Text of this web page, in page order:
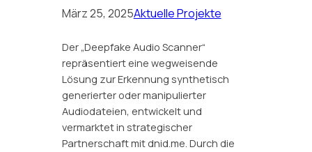
März 25, 2025Aktuelle Projekte
Der „Deepfake Audio Scanner“
repräsentiert eine wegweisende
Lösung zur Erkennung synthetisch
generierter oder manipulierter
Audiodateien, entwickelt und
vermarktet in strategischer
Partnerschaft mit dnid.me. Durch die